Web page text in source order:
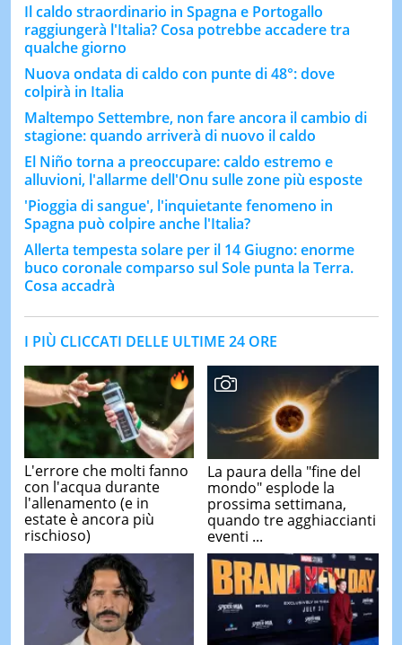
Il caldo straordinario in Spagna e Portogallo
raggiungerà l'Italia? Cosa potrebbe accadere tra
qualche giorno
Nuova ondata di caldo con punte di 48°: dove
colpirà in Italia
Maltempo Settembre, non fare ancora il cambio di
stagione: quando arriverà di nuovo il caldo
El Niño torna a preoccupare: caldo estremo e
alluvioni, l'allarme dell'Onu sulle zone più esposte
'Pioggia di sangue', l'inquietante fenomeno in
Spagna può colpire anche l'Italia?
Allerta tempesta solare per il 14 Giugno: enorme
buco coronale comparso sul Sole punta la Terra.
Cosa accadrà
I PIÙ CLICCATI DELLE ULTIME 24 ORE
L'errore che molti fanno
con l'acqua durante
l'allenamento (e in
estate è ancora più
rischioso)
La paura della "fine del
mondo" esplode la
prossima settimana,
quando tre agghiaccianti
eventi ...